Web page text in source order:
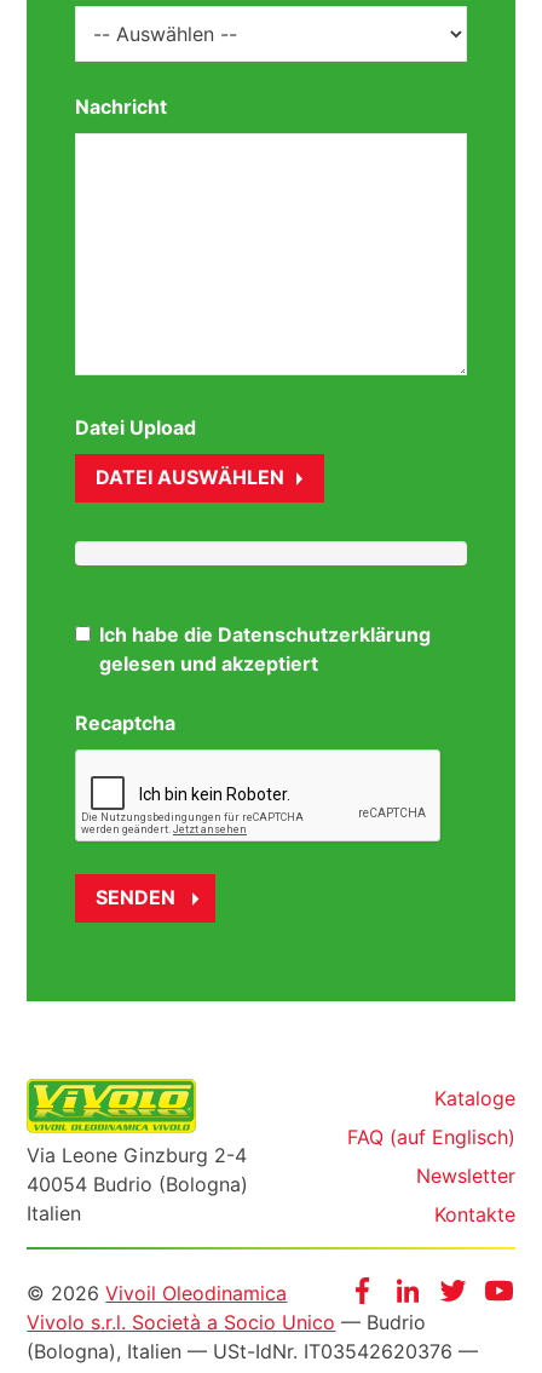
Nachricht
Datei Upload
DATEI AUSWÄHLEN
Ich habe die Datenschutzerklärung
gelesen und akzeptiert
Recaptcha
Via Leone Ginzburg 2-4
40054 Budrio (Bologna)
Italien
Kataloge
FAQ (auf Englisch)
Newsletter
Kontakte
FacebookInstagram
Twitter
Informazioni
legali
© 2026Vivoil Oleodinamica
Vivolo s.r.l. Società a Socio Unico — Budrio
(Bologna), Italien — USt-IdNr. IT03542620376 —